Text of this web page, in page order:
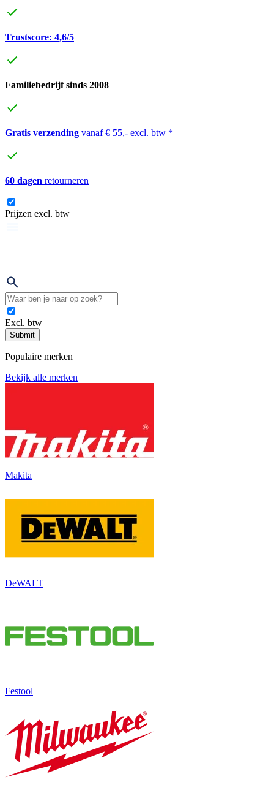
Trustscore: 4,6/5
Familiebedrijf sinds 2008
Gratis verzending vanaf € 55,- excl. btw *
60 dagen retourneren
Prijzen excl. btw
Excl. btw
Submit
Populaire merken
Bekijk alle merken
Makita
DeWALT
Festool